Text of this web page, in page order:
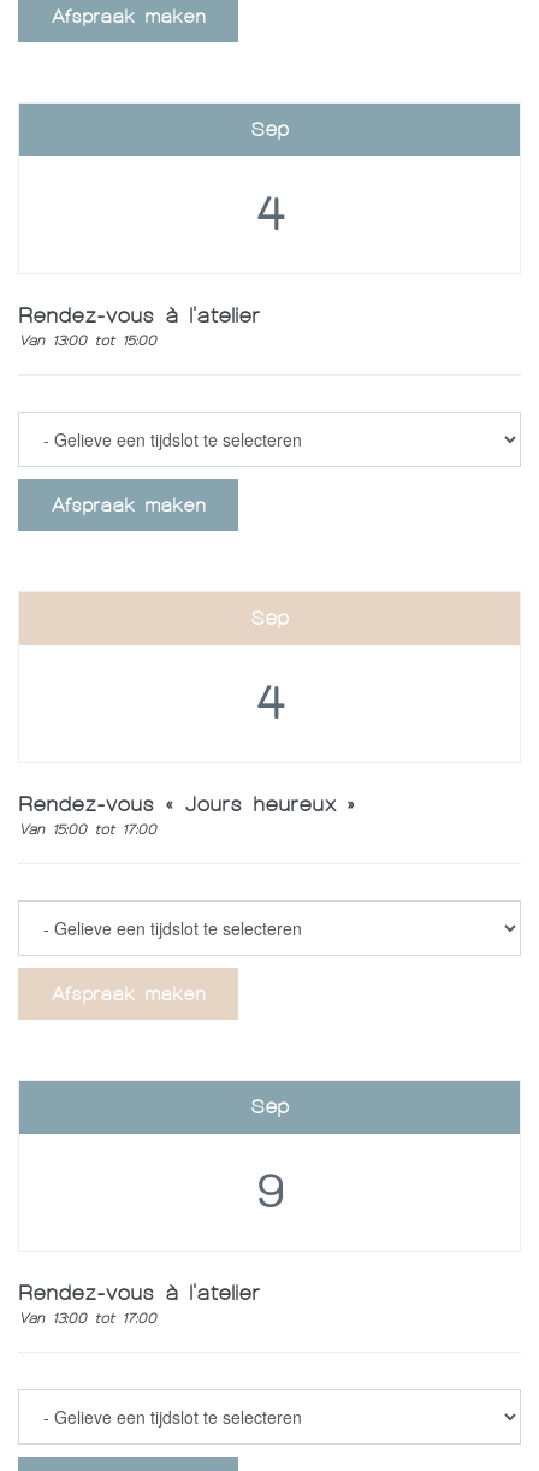
Afspraak maken
Sep
4
Rendez-vous à l'atelier
Van 13:00 tot 15:00
Afspraak maken
Sep
4
Rendez-vous « Jours heureux »
Van 15:00 tot 17:00
Afspraak maken
Sep
9
Rendez-vous à l'atelier
Van 13:00 tot 17:00